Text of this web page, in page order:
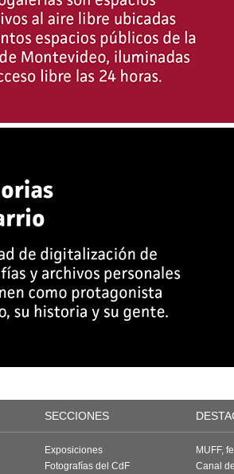
SECCIONES
Exposiciones
Fotografías del CdF
MUFF,
Canal